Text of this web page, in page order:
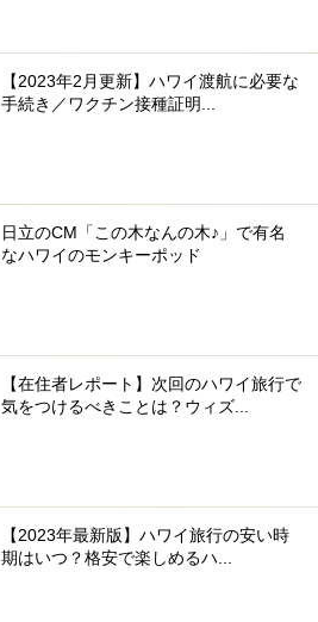
【2023年2月更新】ハワイ渡航に必要な
手続き／ワクチン接種証明...
日立のCM「この木なんの木♪」で有名
なハワイのモンキーポッド
【在住者レポート】次回のハワイ旅行で
気をつけるべきことは？ウィズ...
【2023年最新版】ハワイ旅行の安い時
期はいつ？格安で楽しめるハ...